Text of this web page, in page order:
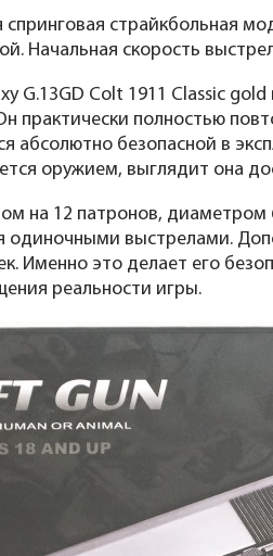
спринговая страйкбольная
Начальная скорость
G.13GD Colt 1911 Classic
практически полностью
абсолютно безопасной в
оружием, выглядит она
на 12 патронов,
одиночными выстрелами.
Именно это делает его
реальности игры.